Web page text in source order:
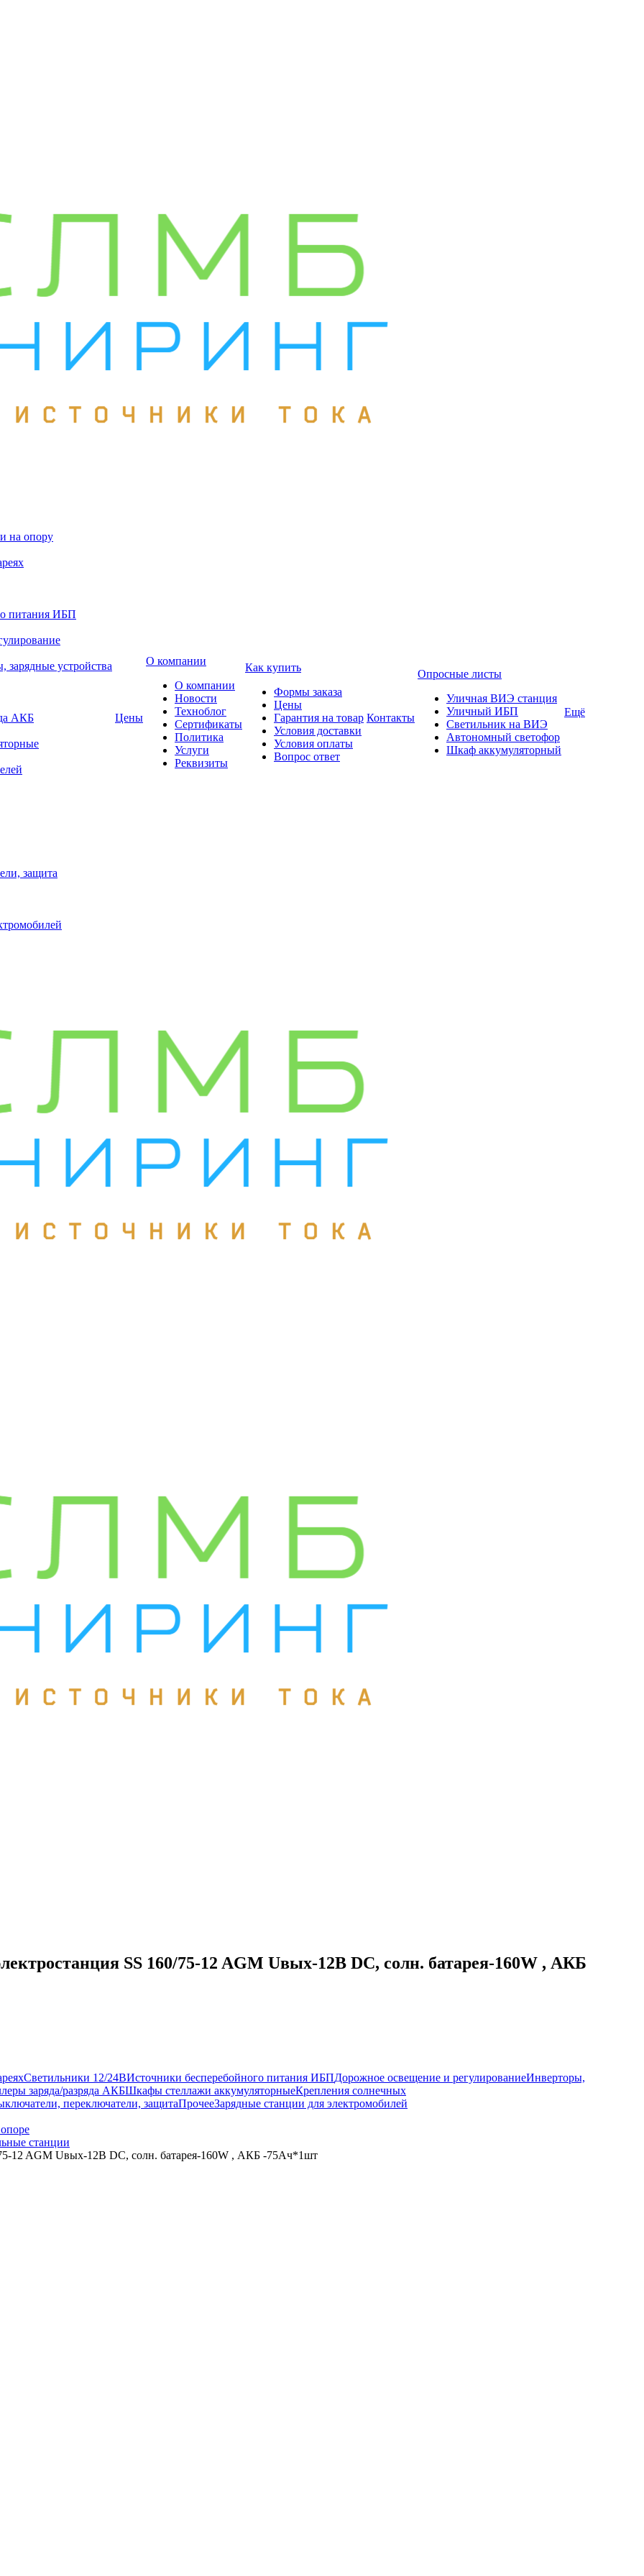
на опору
питания ИБП
зарядные устройства
АКБ
защита
Цены
О компании
О компании
Новости
Техноблог
Сертификаты
Политика
Услуги
Реквизиты
Как купить
Формы заказа
Цены
Гарантия на товар
Условия доставки
Условия оплаты
Вопрос ответ
Контакты
Опросные листы
Уличная ВИЭ станция
Уличный ИБП
Светильник на ВИЭ
Автономный светофор
Шкаф аккумуляторный
Ещё
SS 160/75-12 AGM Uвых-12В DC, солн. батарея-160W , АКБ
Светильники 12/24ВИсточники бесперебойного питания ИБПДорожное освещение и регулированиеИнверторы,
заряда/разряда АКБШкафы стеллажи аккумуляторныеКрепления солнечных
переключатели, защитаПрочееЗарядные станции для электромобилей
станции
12 AGM Uвых-12В DC, солн. батарея-160W , АКБ -75Aч*1шт